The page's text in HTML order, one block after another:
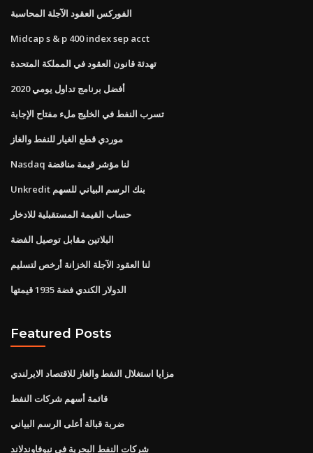
الفوركس العقود الآجلة المحاسبة
Midcap s & p 400 index sep acct
تهدئة قانون العقود في المملكة المتحدة
أفضل برنامج تداول يومي 2020
تسرب النفط في الخليج ملء مفتاح الإجابة
موردي قطع الغيار للنفط والغاز
Nasdaq لنا مؤشر قيمة مناقضة
Unkredit بنك الرسم البياني للسهم
حساب القيمة المستقبلية للادخار
البلاتين مقابل توصيل الفضة
لنا العقود الآجلة الخزانة أرخص لتسليم
الدولار الكندي فضة 1935 قيمتها
Featured Posts
مزايا استغلال النفط والغاز للاقتصاد الايرلندي
قائمة أسهم شركات النفط
ضربة قبالة أعلى الرسم البياني
شركات النفط البحرية في نيوفاوندلاند